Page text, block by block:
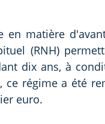
matière
(RNH)
dix ans, à
ce régime a été
euro.